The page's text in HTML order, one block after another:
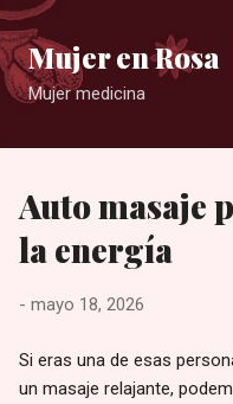
Mujer en Rosa
Mujer medicina
Auto masaje
la energía
- mayo 18, 2026
Si eras una de esas
un masaje relajante,